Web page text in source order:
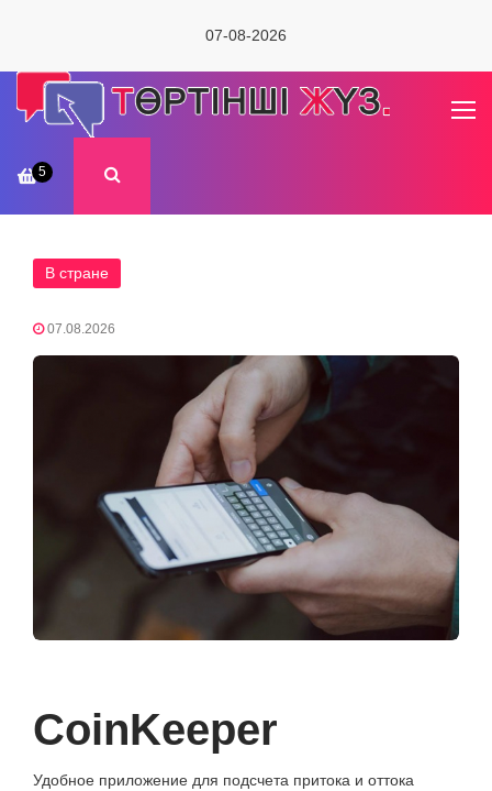
07-08-2026
5
В стране
07.08.2026
CoinKeeper
Удобное приложение для подсчета притока и оттока